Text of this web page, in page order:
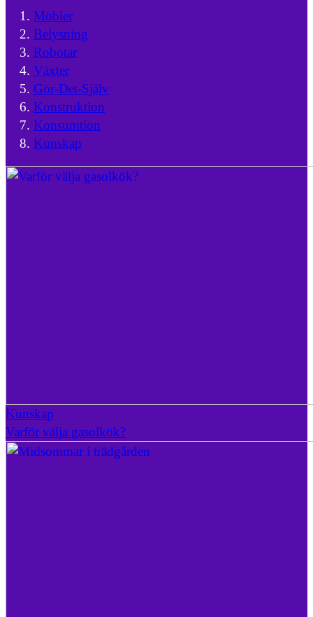
Möbler
Belysning
Robotar
Växter
Gör-Det-Själv
Konstruktion
Konsumtion
Kunskap
Kunskap
Varför välja gasolkök?